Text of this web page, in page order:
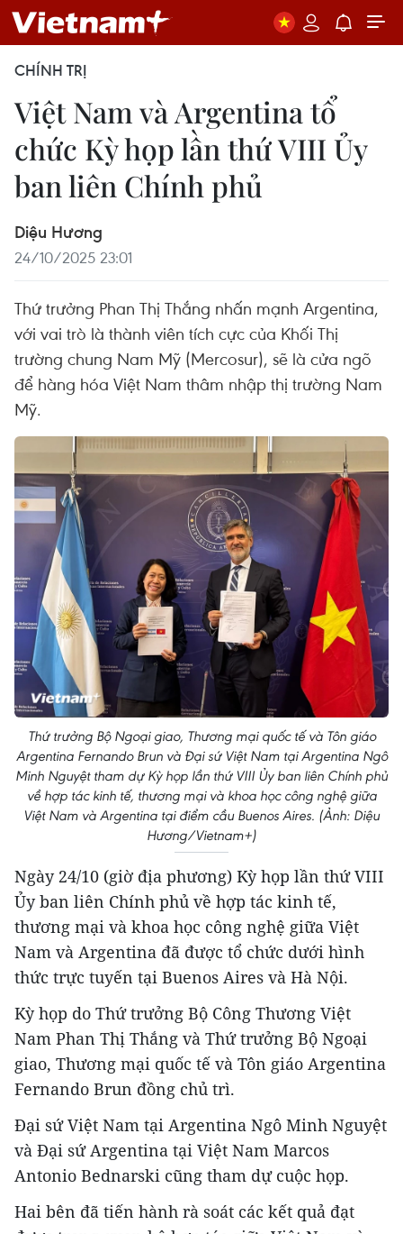
CHÍNH TRỊ
Việt Nam và Argentina tổ
chức Kỳ họp lần thứ VIII Ủy
ban liên Chính phủ
Diệu Hương
24/10/2025 23:01
Thứ trưởng Phan Thị Thắng nhấn mạnh Argentina,
với vai trò là thành viên tích cực của Khối Thị
trường chung Nam Mỹ (Mercosur), sẽ là cửa ngõ
để hàng hóa Việt Nam thâm nhập thị trường Nam
Mỹ.
Thứ trưởng Bộ Ngoại giao, Thương mại quốc tế và Tôn giáo
Argentina Fernando Brun và Đại sứ Việt Nam tại Argentina Ngô
Minh Nguyệt tham dự Kỳ họp lần thứ VIII Ủy ban liên Chính phủ
về hợp tác kinh tế, thương mại và khoa học công nghệ giữa
Việt Nam và Argentina tại điểm cầu Buenos Aires. (Ảnh: Diệu
Hương/Vietnam+)
Ngày 24/10 (giờ địa phương) Kỳ họp lần thứ VIII
Ủy ban liên Chính phủ về hợp tác kinh tế,
thương mại và khoa học công nghệ giữa Việt
Nam và Argentina đã được tổ chức dưới hình
thức trực tuyến tại Buenos Aires và Hà Nội.
Kỳ họp do Thứ trưởng Bộ Công Thương Việt
Nam Phan Thị Thắng và Thứ trưởng Bộ Ngoại
giao, Thương mại quốc tế và Tôn giáo Argentina
Fernando Brun đồng chủ trì.
Đại sứ Việt Nam tại Argentina Ngô Minh Nguyệt
và Đại sứ Argentina tại Việt Nam Marcos
Antonio Bednarski cũng tham dự cuộc họp.
Hai bên đã tiến hành rà soát các kết quả đạt